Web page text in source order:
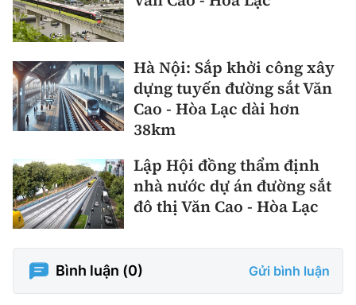
Hà Nội: Sắp khởi công xây
dựng tuyến đường sắt Văn
Cao - Hòa Lạc dài hơn
38km
Lập Hội đồng thẩm định
nhà nước dự án đường sắt
đô thị Văn Cao - Hòa Lạc
Bình luận (0) Gửi bình luận